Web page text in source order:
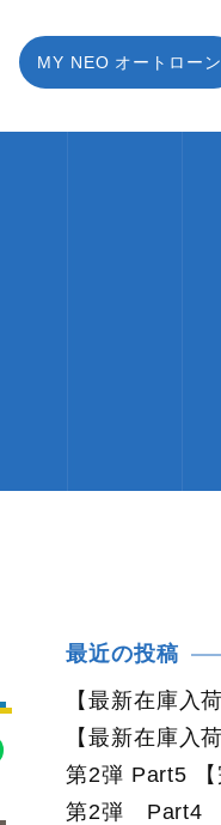
MY NEO オートローン
最近の投稿